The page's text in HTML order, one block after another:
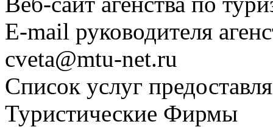
E-mail руководителя
cveta@mtu-net.ru
Список услуг
Туристические Фирмы